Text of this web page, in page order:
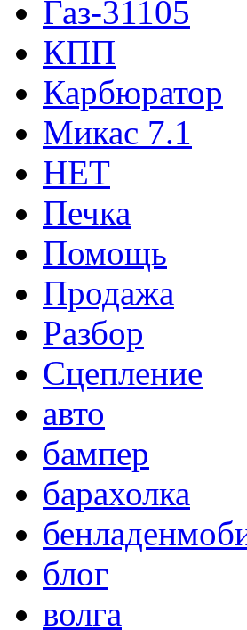
Газ-31105
КПП
Карбюратор
Микас 7.1
НЕТ
Печка
Помощь
Продажа
Разбор
Сцепление
авто
бампер
барахолка
блог
волга